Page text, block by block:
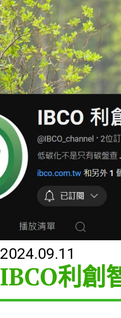
2024.09.11
IBCO利創